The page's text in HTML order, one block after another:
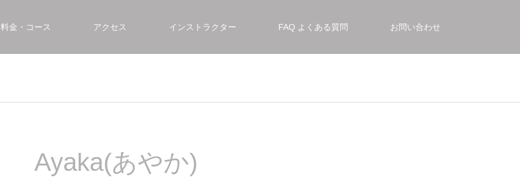
料金・コース アクセス インストラクター FAQ よくある質問 お問い合わせ
Ayaka(あやか)